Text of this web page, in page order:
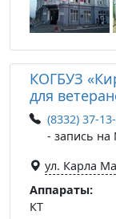
КОГБУЗ
для
(8332) 37-
- запись
ул. Карла
Аппараты:
КТ